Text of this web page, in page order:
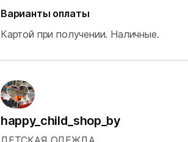
Варианты оплаты
Картой при получении. Наличные.
happy_child_shop_by